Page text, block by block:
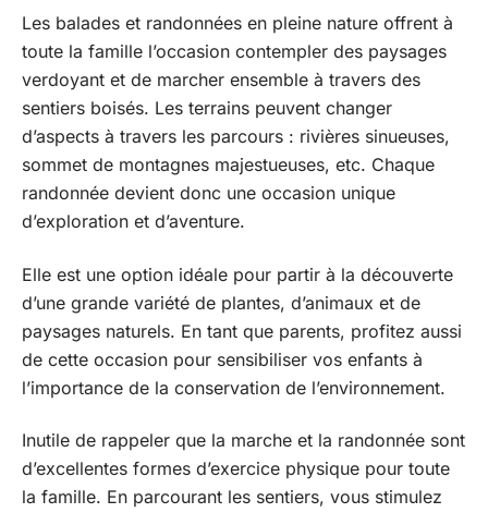
Les balades et randonnées en pleine nature offrent à
toute la famille l’occasion contempler des paysages
verdoyant et de marcher ensemble à travers des
sentiers boisés. Les terrains peuvent changer
d’aspects à travers les parcours : rivières sinueuses,
sommet de montagnes majestueuses, etc. Chaque
randonnée devient donc une occasion unique
d’exploration et d’aventure.
Elle est une option idéale pour partir à la découverte
d’une grande variété de plantes, d’animaux et de
paysages naturels. En tant que parents, profitez aussi
de cette occasion pour sensibiliser vos enfants à
l’importance de la conservation de l’environnement.
Inutile de rappeler que la marche et la randonnée sont
d’excellentes formes d’exercice physique pour toute
la famille. En parcourant les sentiers, vous stimulez